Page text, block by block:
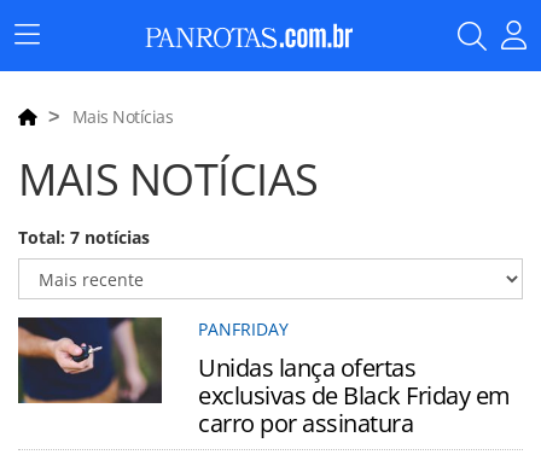
Menu
Principal
Mais Notícias
MAIS NOTÍCIAS
Total: 7 notícias
PANFRIDAY
Unidas lança ofertas
exclusivas de Black Friday em
carro por assinatura